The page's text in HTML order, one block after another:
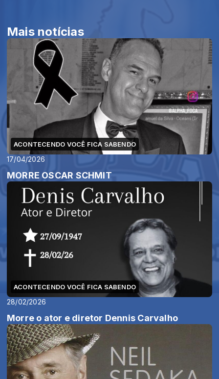
Mais notícias
ACONTECENDO VOCÊ FICA SABENDO
17/04/2026
MORRE OSCAR SCHMIT
ACONTECENDO VOCÊ FICA SABENDO
28/02/2026
Morre o ator e diretor Dennis Carvalho